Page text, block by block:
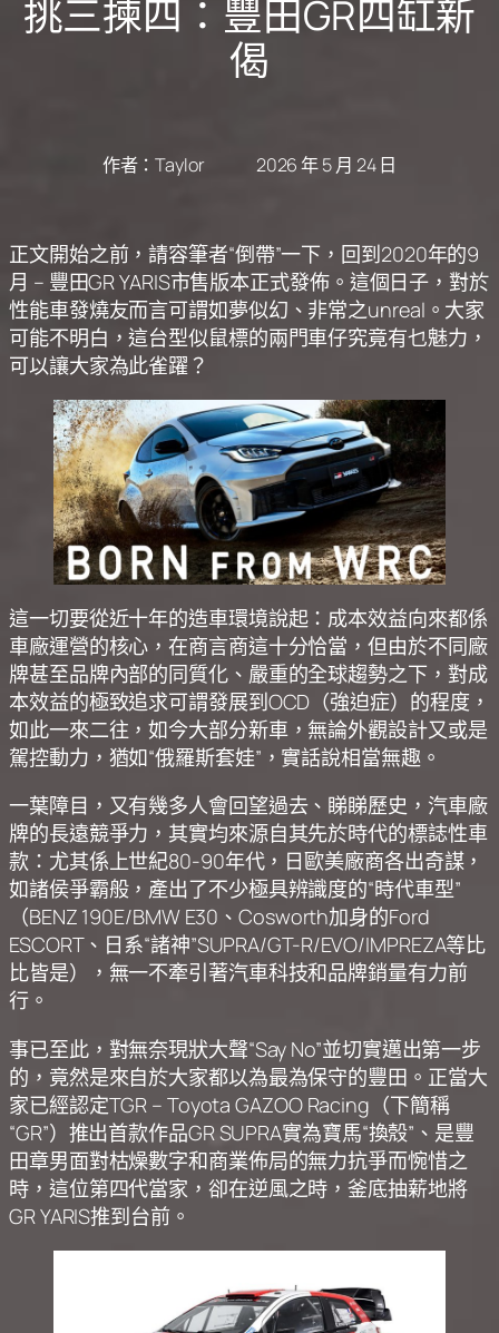
挑三揀四：豐田GR四缸新
偈
作者：Taylor 2026 年 5 月 24 日
正文開始之前，請容筆者“倒帶”一下，回到2020年的9
月 – 豐田GR YARIS市售版本正式發佈。這個日子，對於
性能車發燒友而言可謂如夢似幻、非常之unreal。大家
可能不明白，這台型似鼠標的兩門車仔究竟有乜魅力，
可以讓大家為此雀躍？
這一切要從近十年的造車環境說起：成本效益向來都係
車廠運營的核心，在商言商這十分恰當，但由於不同廠
牌甚至品牌內部的同質化、嚴重的全球趨勢之下，對成
本效益的極致追求可謂發展到OCD（強迫症）的程度，
如此一來二往，如今大部分新車，無論外觀設計又或是
駕控動力，猶如“俄羅斯套娃”，實話說相當無趣。
一葉障目，又有幾多人會回望過去、睇睇歷史，汽車廠
牌的長遠競爭力，其實均來源自其先於時代的標誌性車
款：尤其係上世紀80-90年代，日歐美廠商各出奇謀，
如諸侯爭霸般，產出了不少極具辨識度的“時代車型”
（BENZ 190E/BMW E30、Cosworth加身的Ford
ESCORT、日系“諸神”SUPRA/GT-R/EVO/IMPREZA等比
比皆是），無一不牽引著汽車科技和品牌銷量有力前
行。
事已至此，對無奈現狀大聲“Say No”並切實邁出第一步
的，竟然是來自於大家都以為最為保守的豐田。正當大
家已經認定TGR – Toyota GAZOO Racing（下簡稱
“GR”）推出首款作品GR SUPRA實為寶馬“換殼”、是豐
田章男面對枯燥數字和商業佈局的無力抗爭而惋惜之
時，這位第四代當家，卻在逆風之時，釜底抽薪地將
GR YARIS推到台前。